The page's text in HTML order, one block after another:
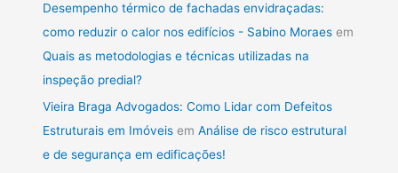
Desempenho térmico de fachadas envidraçadas:
como reduzir o calor nos edifícios - Sabino Moraes em
Quais as metodologias e técnicas utilizadas na
inspeção predial?
Vieira Braga Advogados: Como Lidar com Defeitos
Estruturais em Imóveis emAnálise de risco estrutural
e de segurança em edificações!